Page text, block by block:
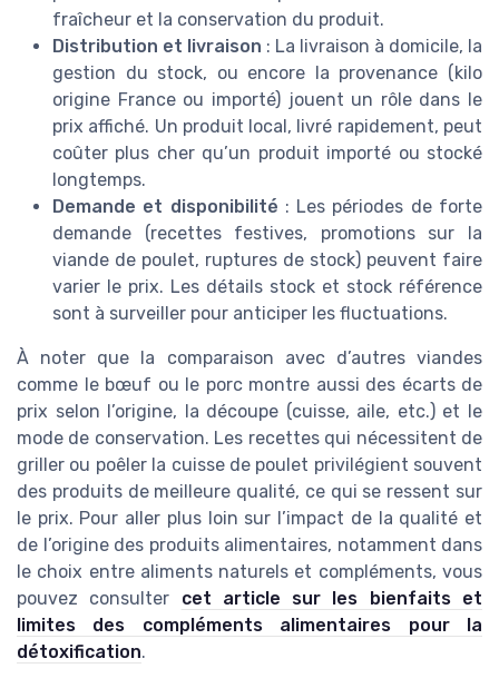
fraîcheur et la conservation du produit.
Distribution et livraison : La livraison à domicile, la
gestion du stock, ou encore la provenance (kilo
origine France ou importé) jouent un rôle dans le
prix affiché. Un produit local, livré rapidement, peut
coûter plus cher qu’un produit importé ou stocké
longtemps.
Demande et disponibilité : Les périodes de forte
demande (recettes festives, promotions sur la
viande de poulet, ruptures de stock) peuvent faire
varier le prix. Les détails stock et stock référence
sont à surveiller pour anticiper les fluctuations.
À noter que la comparaison avec d’autres viandes
comme le bœuf ou le porc montre aussi des écarts de
prix selon l’origine, la découpe (cuisse, aile, etc.) et le
mode de conservation. Les recettes qui nécessitent de
griller ou poêler la cuisse de poulet privilégient souvent
des produits de meilleure qualité, ce qui se ressent sur
le prix. Pour aller plus loin sur l’impact de la qualité et
de l’origine des produits alimentaires, notamment dans
le choix entre aliments naturels et compléments, vous
pouvez consulter cet article sur les bienfaits et
limites des compléments alimentaires pour la
détoxification.